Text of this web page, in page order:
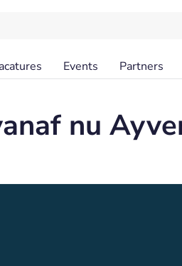
Events Partners
nu